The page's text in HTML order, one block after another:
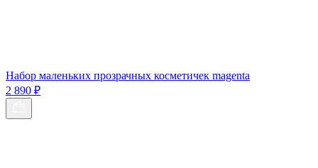
Набор маленьких прозрачных косметичек magenta
2 890 ₽